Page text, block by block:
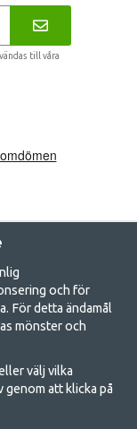
till våra
camping
att samla familjen
du tillhör hittar du
och för
För detta ändamål
mönster och
välj vilka
genom att klicka på